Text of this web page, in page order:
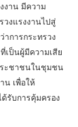
งาน มีความ
งแรงงานไปสู่
การกระทรวง
เป็นผู้มีความเสีย
ะชาชนในชุมชน
น เพื่อให้
รับการคุ้มครอง